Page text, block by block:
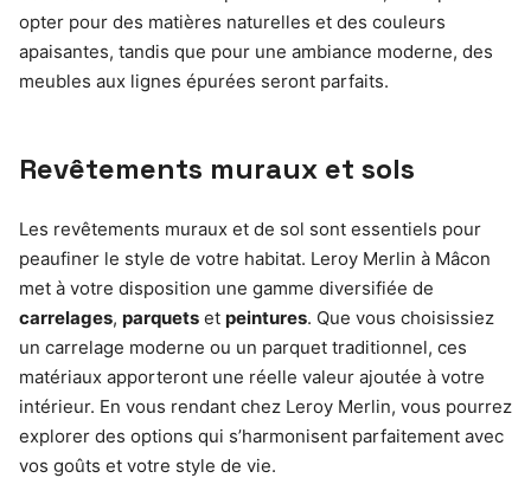
opter pour des matières naturelles et des couleurs
apaisantes, tandis que pour une ambiance moderne, des
meubles aux lignes épurées seront parfaits.
Revêtements muraux et sols
Les revêtements muraux et de sol sont essentiels pour
peaufiner le style de votre habitat. Leroy Merlin à Mâcon
met à votre disposition une gamme diversifiée de
carrelages, parquets et peintures. Que vous choisissiez
un carrelage moderne ou un parquet traditionnel, ces
matériaux apporteront une réelle valeur ajoutée à votre
intérieur. En vous rendant chez Leroy Merlin, vous pourrez
explorer des options qui s’harmonisent parfaitement avec
vos goûts et votre style de vie.